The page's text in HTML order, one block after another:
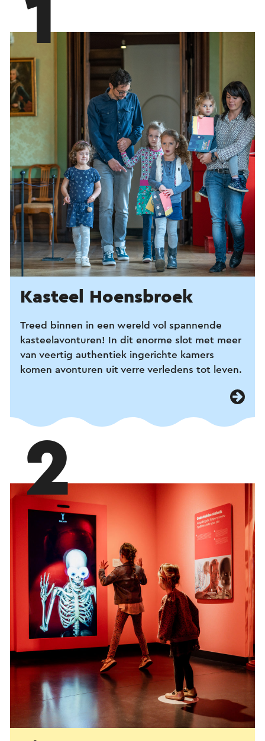
1
Kasteel Hoensbroek
Treed binnen in een wereld vol spannende
kasteelavonturen! In dit enorme slot met meer
van veertig authentiek ingerichte kamers
komen avonturen uit verre verledens tot leven.
2